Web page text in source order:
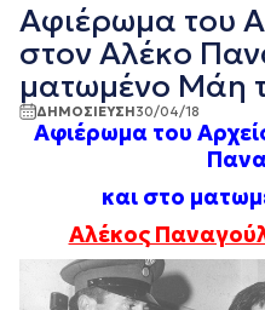
Αφιέρωμα του
στον Αλέκο
ματωμένο Μάη
ΔΗΜΟΣΙΕΥΣΗ30/04/18
Αφιέρωμα του
και στο
Αλέκος